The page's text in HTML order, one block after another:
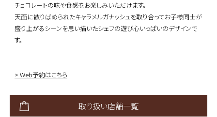
チョコレートの味や食感をお楽しみいただけます。
天面に散りばめられたキャラメルガナッシュを取り合ってお子様同士が
盛り上がるシーンを思い描いたシェフの遊び心いっぱいのデザインで
す。
> Web予約はこちら
取り扱い店舗一覧